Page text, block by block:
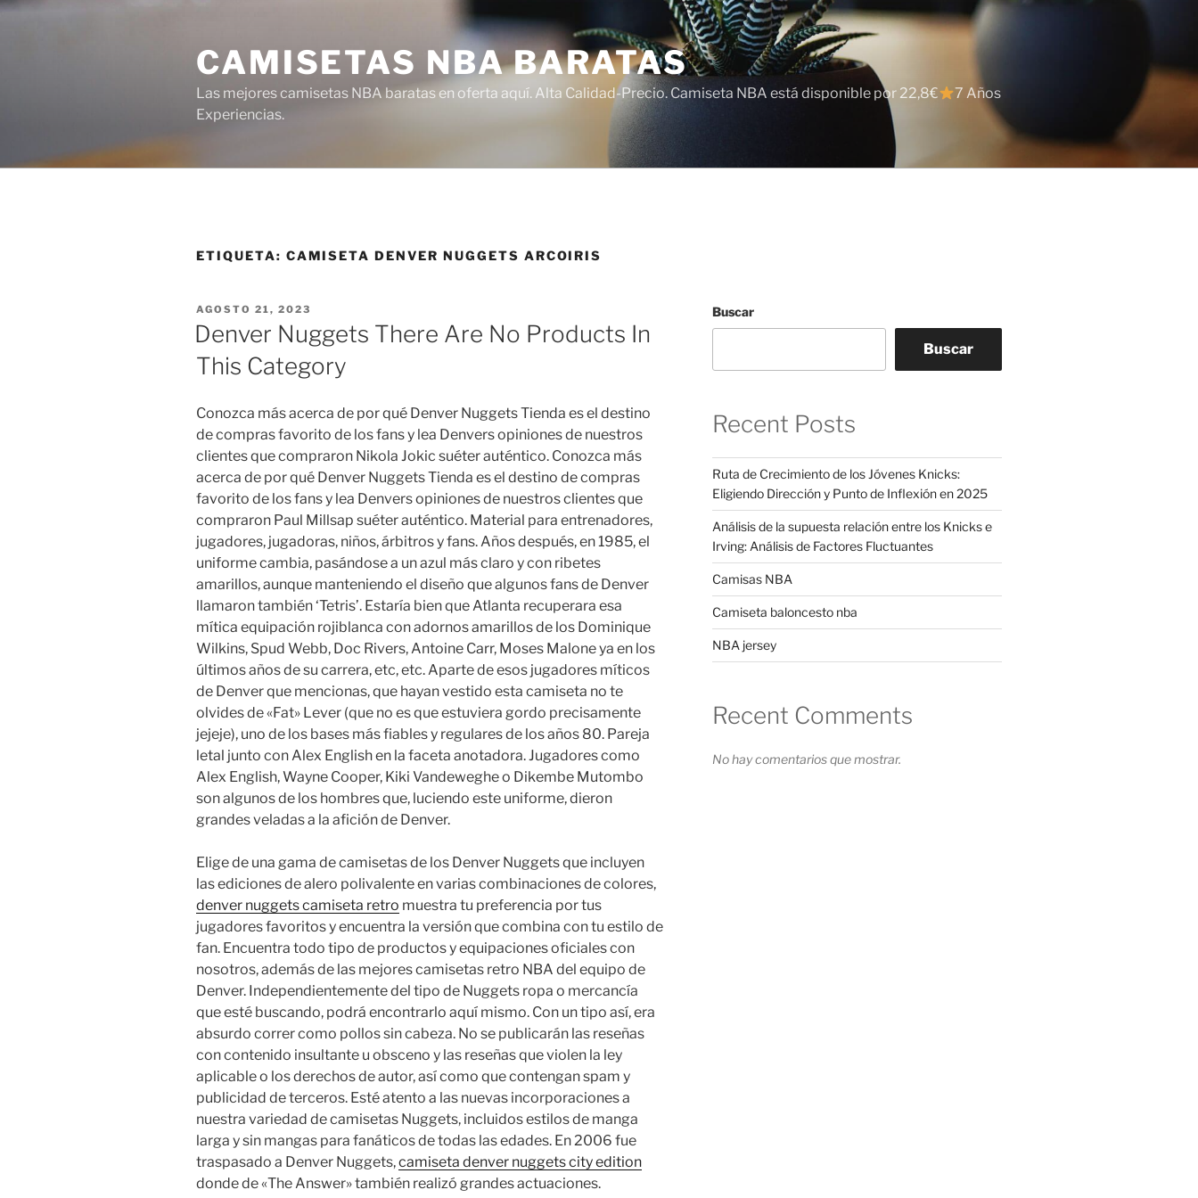
Saltar
CAMISETAS NBA BARATAS
Las mejores camisetas NBA baratas en oferta aquí. Alta Calidad-Precio. Camiseta NBA está disponible por 22,8€
7 Años
Experiencias.
ETIQUETA: CAMISETA DENVER NUGGETS ARCOIRIS
PUBLICADO
EL
AGOSTO 21, 2023
Denver Nuggets There Are No Products In
This Category
Conozca más acerca de por qué Denver Nuggets Tienda es el destino
de compras favorito de los fans y lea Denvers opiniones de nuestros
clientes que compraron Nikola Jokic suéter auténtico. Conozca más
acerca de por qué Denver Nuggets Tienda es el destino de compras
favorito de los fans y lea Denvers opiniones de nuestros clientes que
compraron Paul Millsap suéter auténtico. Material para entrenadores,
jugadores, jugadoras, niños, árbitros y fans. Años después, en 1985, el
uniforme cambia, pasándose a un azul más claro y con ribetes
amarillos, aunque manteniendo el diseño que algunos fans de Denver
llamaron también ‘Tetris’. Estaría bien que Atlanta recuperara esa
mítica equipación rojiblanca con adornos amarillos de los Dominique
Wilkins, Spud Webb, Doc Rivers, Antoine Carr, Moses Malone ya en los
últimos años de su carrera, etc, etc. Aparte de esos jugadores míticos
de Denver que mencionas, que hayan vestido esta camiseta no te
olvides de «Fat» Lever (que no es que estuviera gordo precisamente
jejeje), uno de los bases más fiables y regulares de los años 80. Pareja
letal junto con Alex English en la faceta anotadora. Jugadores como
Alex English, Wayne Cooper, Kiki Vandeweghe o Dikembe Mutombo
son algunos de los hombres que, luciendo este uniforme, dieron
grandes veladas a la afición de Denver.
Elige de una gama de camisetas de los Denver Nuggets que incluyen
las ediciones de alero polivalente en varias combinaciones de colores,
denver nuggets camiseta retro muestra tu preferencia por tus
jugadores favoritos y encuentra la versión que combina con tu estilo de
fan. Encuentra todo tipo de productos y equipaciones oficiales con
nosotros, además de las mejores camisetas retro NBA del equipo de
Denver. Independientemente del tipo de Nuggets ropa o mercancía
que esté buscando, podrá encontrarlo aquí mismo. Con un tipo así, era
absurdo correr como pollos sin cabeza. No se publicarán las reseñas
con contenido insultante u obsceno y las reseñas que violen la ley
aplicable o los derechos de autor, así como que contengan spam y
publicidad de terceros. Esté atento a las nuevas incorporaciones a
nuestra variedad de camisetas Nuggets, incluidos estilos de manga
larga y sin mangas para fanáticos de todas las edades. En 2006 fue
traspasado a Denver Nuggets,camiseta denver nuggets city edition
donde de «The Answer» también realizó grandes actuaciones.
Buscar
Buscar
Recent Posts
Ruta de Crecimiento de los Jóvenes Knicks:
Eligiendo Dirección y Punto de Inflexión en 2025
Análisis de la supuesta relación entre los Knicks e
Irving: Análisis de Factores Fluctuantes
Camisas NBA
Camiseta baloncesto nba
NBA jersey
Recent Comments
No hay comentarios que mostrar.